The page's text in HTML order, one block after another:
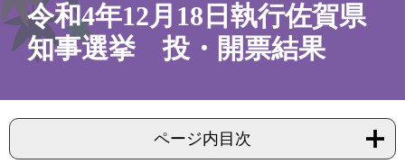
令和4年12月18日執行佐賀県
知事選挙 投・開票結果
ページ内目次